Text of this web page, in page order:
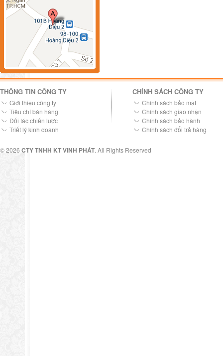
THÔNG TIN CÔNG TY
Giới thiệu công ty
Tiêu chí bán hàng
Đối tác chiến lược
Triết lý kinh doanh
CHÍNH SÁCH CÔNG TY
Chính sách bảo mật
Chính sách giao nhận
Chính sách bảo hành
Chính sách đổi trả hàng
© 2026 CTY TNHH KT VINH PHÁT. All Rights Reserved